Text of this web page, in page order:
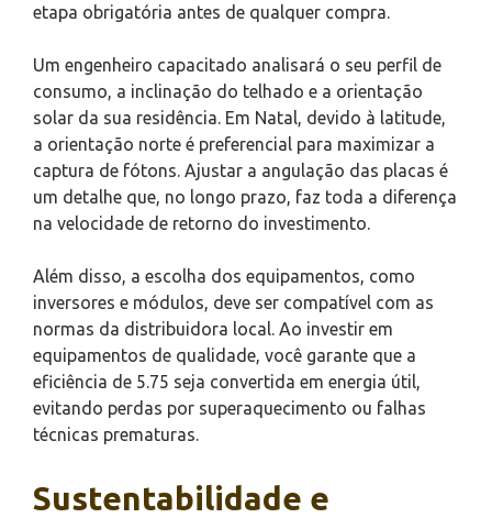
etapa obrigatória antes de qualquer compra.
Um engenheiro capacitado analisará o seu perfil de
consumo, a inclinação do telhado e a orientação
solar da sua residência. Em Natal, devido à latitude,
a orientação norte é preferencial para maximizar a
captura de fótons. Ajustar a angulação das placas é
um detalhe que, no longo prazo, faz toda a diferença
na velocidade de retorno do investimento.
Além disso, a escolha dos equipamentos, como
inversores e módulos, deve ser compatível com as
normas da distribuidora local. Ao investir em
equipamentos de qualidade, você garante que a
eficiência de 5.75 seja convertida em energia útil,
evitando perdas por superaquecimento ou falhas
técnicas prematuras.
Sustentabilidade e